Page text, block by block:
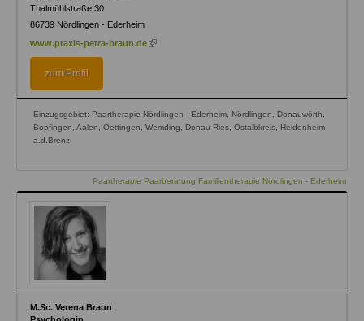
Thalmühlstraße 30
86739 Nördlingen - Ederheim
www.praxis-petra-braun.de (link
zum Profil
Einzugsgebiet: Paartherapie Nördlingen - Ederheim, Nördlingen, Donauwörth,
Bopfingen, Aalen, Oettingen, Wemding, Donau-Ries, Ostalbkreis, Heidenheim
a.d.Brenz
Paartherapie Paarberatung Familientherapie Nördlingen - Ederheim
M.Sc. Verena Braun